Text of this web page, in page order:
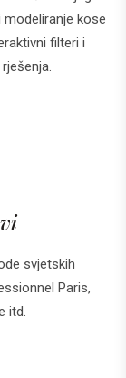
kose
filteri i
svjetskih
Paris,
itd.